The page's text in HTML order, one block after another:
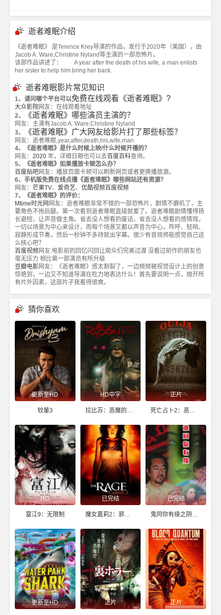
逝者难眠介绍
《逝者难眠》 是Terence Krey导演的作品，发行于2020年（美国），由
Jacob A. Ware,Christine Nyland等主演的一部恐怖片。
该部作品讲述了： A year after the death of his wife, a man enlists
her sister to help him bring her back.
逝者难眠影片常见知识
1、请问哪个平台可以免费在线观看《逝者难眠》?
大众影院网友：在线观看地址
2、
《逝者难眠》哪些演员主演的？
网友：主演有Jacob A. Ware,Christine Nyland
3、
《逝者难眠》广大网友给影片打了那些标签？
网友：逝者难眠,year,after,death,his,wife,man
4、《逝者难眠》是什么时候上映/什么时候开播的？
网友： 2020 年，详细日期也可以去百度百科查询。
5、《逝者难眠》如果播放卡顿怎么办？
百度贴吧网友：播放页面卡顿可以刷新网页或者更换播放源。
6、手机版免费在线点播《逝者难眠》哪些网站还有资源？
网友： 芒果TV、 爱奇艺、 优酷视频 百度视频
7、《逝者难眠》的评价：
Mtime时光网 网友：逝者难眠非常不错的一部恐怖片，剧情不磨叽了，主
要角色不拖后腿。第一次看到逝者难眠直接就爱了。逝者难眠剧情懂得扬
长避短，让声音做主角。省去没人想看的废话，省去没人想看的感情戏，
一切以场景为中心来设计，而每个场景又都以声音为中心，咋呼、轻响、
寂静形成节奏，然后一秒钟不多待就出字幕。很少有音效师能感觉自己这
么核心吧？
百度视频 网友:电影前的回忆闪回让观众们完美过渡 没看过前作的朋友也
毫无压力 相比第一部演员有所升级
豆瓣电影网友：《逝者难眠》感太割裂了，一边频频被视觉设计上的创意
惊艳到，一边又不知道导演在吃力地表达什么！首先要说明一点，抛开所
有片外因素，这部片子我看得很爽。
猜你喜欢
更新至HD
较量3
HD中字
拉比苏：恶魔的诅咒
正片
死亡占卜2：恶灵始源
HD
富江9：无限制
已完结
魔女嘉莉2：邪气逼人
已完结
鬼同你有缘之阴尸路
更新至HD 正片 正片